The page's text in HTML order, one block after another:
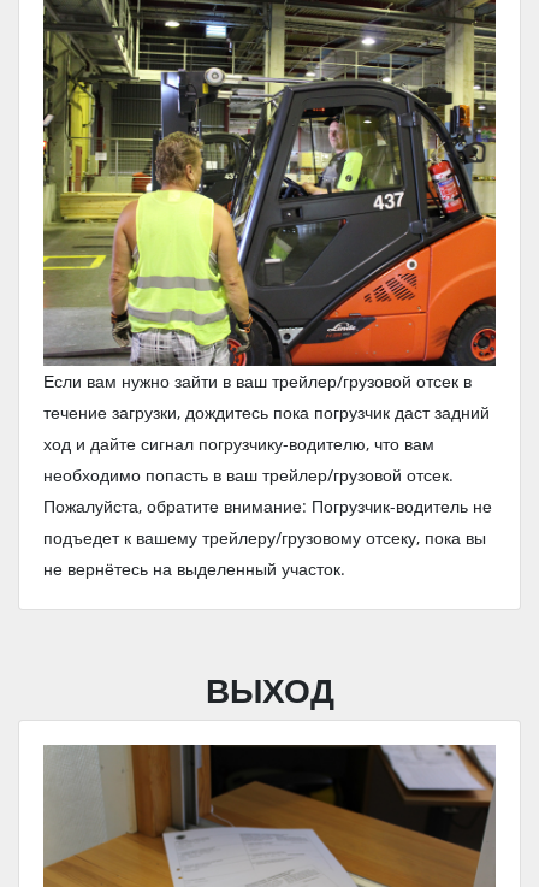
Если вам нужно зайти в ваш трейлер/грузовой отсек в
течение загрузки, дождитесь пока погрузчик даст задний
ход и дайте сигнал погрузчику-водителю, что вам
необходимо попасть в ваш трейлер/грузовой отсек.
Пожалуйста, обратите внимание: Погрузчик-водитель не
подъедет к вашему трейлеру/грузовому отсеку, пока вы
не вернётесь на выделенный участок.
ВЫХОД